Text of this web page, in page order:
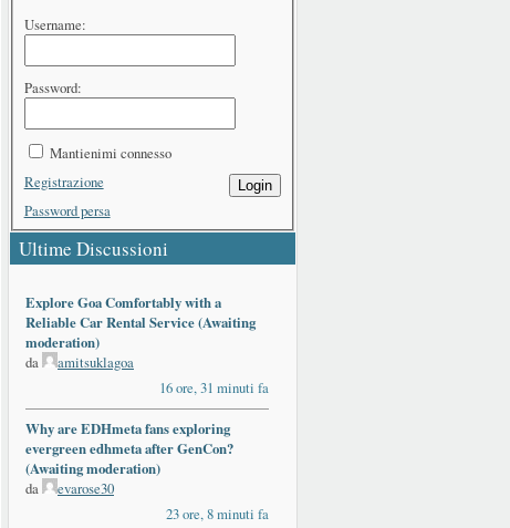
Username:
Password:
Mantienimi connesso
Login
Registrazione
Password persa
Ultime Discussioni
Explore Goa Comfortably with a
Reliable Car Rental Service (Awaiting
moderation)
da
amitsuklagoa
16 ore, 31 minuti fa
Why are EDHmeta fans exploring
evergreen edhmeta after GenCon?
(Awaiting moderation)
da
evarose30
23 ore, 8 minuti fa